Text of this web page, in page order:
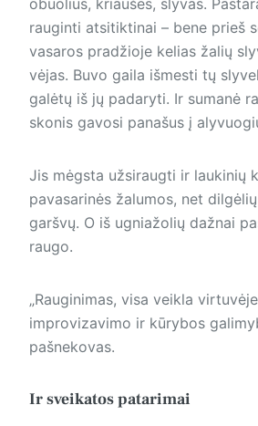
obuolius, kriaušes, slyvas.
rauginti atsitiktinai – bene prieš
vasaros pradžioje kelias žalių
vėjas. Buvo gaila išmesti tų
galėtų iš jų padaryti. Ir sumanė
skonis gavosi panašus į
Jis mėgsta užsiraugti ir laukinių
pavasarinės žalumos, net
garšvų. O iš ugniažolių dažnai
raugo.
„Rauginimas, visa veikla
improvizavimo ir kūrybos
pašnekovas.
Ir sveikatos patarimai